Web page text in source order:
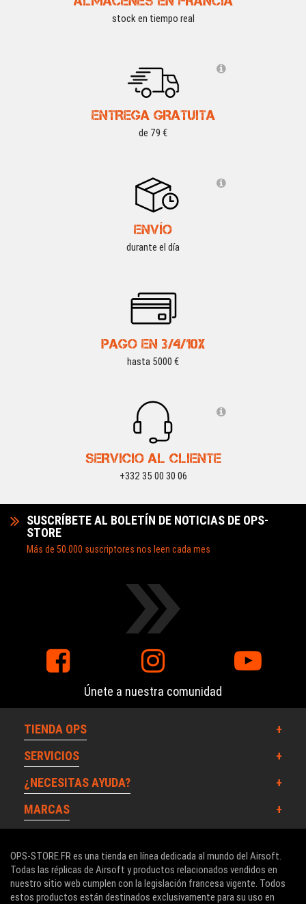
stock en tiempo real
ENTREGA GRATUITA
de 79 €
ENVÍO
durante el día
PAGO EN 3/4/10X
hasta 5000 €
SERVICIO AL CLIENTE
+332 35 00 30 06
SUSCRÍBETE AL BOLETÍN DE NOTICIAS DE OPS-
STORE
Más de 50.000 suscriptores nos leen cada mes
Únete a nuestra comunidad
TIENDA OPS
SERVICIOS
¿NECESITAS AYUDA?
MARCAS
OPS-STORE.FR es una tienda en línea dedicada al mundo del Airsoft.
Todas las réplicas de Airsoft y productos relacionados vendidos en
nuestro sitio web cumplen con la legislación francesa vigente. Todos
estos productos están destinados exclusivamente para su uso en